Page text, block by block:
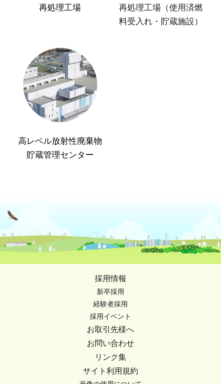
再処理工場
再処理工場（使用済燃
料受入れ・貯蔵施設）
高レベル放射性廃棄物
貯蔵管理センター
採用情報
新卒採用
経験者採用
採用イベント
お取引先様へ
お問い合わせ
リンク集
サイト利用規約